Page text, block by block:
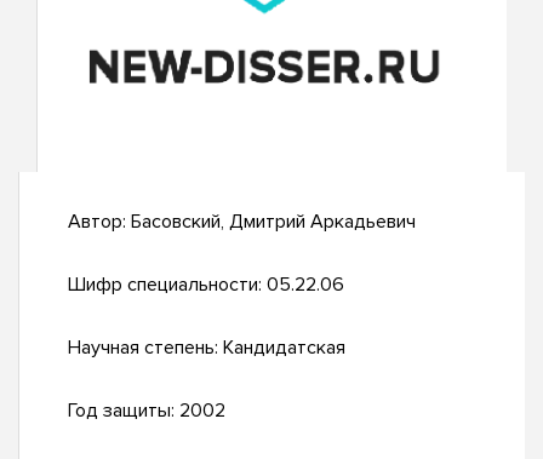
Автор: Басовский, Дмитрий Аркадьевич
Шифр специальности: 05.22.06
Научная степень: Кандидатская
Год защиты: 2002